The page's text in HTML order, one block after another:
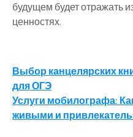
будущем будет отражать
ценностях.
Навигация
по
записям
Выбор канцелярских
для ОГЭ
Услуги мобилографа:
живыми и